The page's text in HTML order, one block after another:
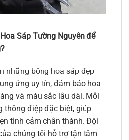
Sáp Tường Nguyên để
những bông hoa sáp đẹp
ứng uy tín, đảm bảo hoa
và màu sắc lâu dài. Mỗi
thông điệp đặc biệt, giúp
tình cảm chân thành. Đội
chúng tôi hỗ trợ tận tâm